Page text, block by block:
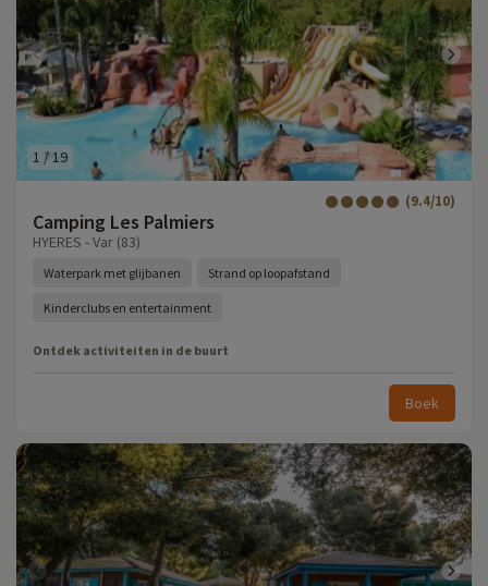
1 /19
Camping Les Palmiers
(9.4/10)
HYERES - Var (83)
Waterpark met glijbanen Strand op loopafstand
Kinderclubs en entertainment
Ontdek activiteiten in de buurt
Boek